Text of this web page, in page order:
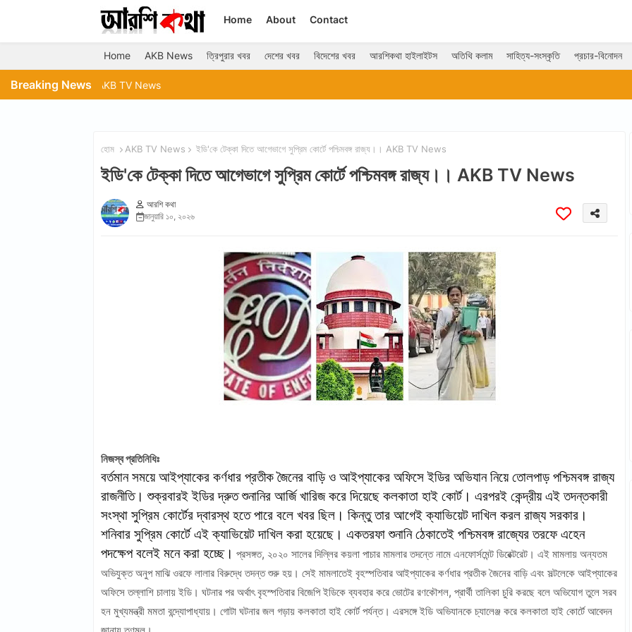
Home About Contact
Home AKB News ত্রিপুরার খবর দেশের খবর বিদেশের খবর আরশিকথা হাইলাইটস অতিথি কলাম সাহিত্য-সংস্কৃতি প্রচার-বিনোদন
Breaking News ত্রিপুরা প্রদেশ যুব কংগ্রেসের উদ্যোগে স্বাস্থ্য ও পরিবার কল্যাণ দপ্তরে ডেপুটেশন।।AKB TV News
হোম AKB TV News ইডি'কে টেক্কা দিতে আগেভাগে সুপ্রিম কোর্টে পশ্চিমবঙ্গ রাজ্য।। AKB TV News
ইডি'কে টেক্কা দিতে আগেভাগে সুপ্রিম কোর্টে পশ্চিমবঙ্গ রাজ্য।। AKB TV News
আরশি কথা
জানুয়ারি ১০, ২০২৬
নিজস্ব প্রতিনিধিঃ
বর্তমান সময়ে আইপ্যাকের কর্ণধার প্রতীক জৈনের বাড়ি ও আইপ্যাকের অফিসে ইডির অভিযান নিয়ে তোলপাড় পশ্চিমবঙ্গ রাজ্য
রাজনীতি। শুক্রবারই ইডির দ্রুত শুনানির আর্জি খারিজ করে দিয়েছে কলকাতা হাই কোর্ট। এরপরই কেন্দ্রীয় এই তদন্তকারী
সংস্থা সুপ্রিম কোর্টের দ্বারস্থ হতে পারে বলে খবর ছিল। কিন্তু তার আগেই ক্যাভিয়েট দাখিল করল রাজ্য সরকার।
শনিবার সুপ্রিম কোর্টে এই ক্যাভিয়েট দাখিল করা হয়েছে। একতরফা শুনানি ঠেকাতেই পশ্চিমবঙ্গ রাজ্যের তরফে এহেন
পদক্ষেপ বলেই মনে করা হচ্ছে। প্রসঙ্গত, ২০২০ সালের দিল্লির কয়লা পাচার মামলার তদন্তে নামে এনফোর্সমেন্ট ডিরেক্টরেট। এই মামলায় অন্যতম
অভিযুক্ত অনুপ মাঝি ওরফে লালার বিরুদ্ধে তদন্ত শুরু হয়। সেই মামলাতেই বৃহস্পতিবার আইপ্যাকের কর্ণধার প্রতীক জৈনের বাড়ি এবং সল্টলেকে আইপ্যাকের
অফিসে তল্লাশি চালায় ইডি। ঘটনার পর অর্থাৎ বৃহস্পতিবার বিজেপি ইডিকে ব্যবহার করে ভোটের রণকৌশল, প্রার্থী তালিকা চুরি করছে বলে অভিযোগ তুলে সরব
হন মুখ্যমন্ত্রী মমতা বন্দ্যোপাধ্যায়। গোটা ঘটনার জল গড়ায় কলকাতা হাই কোর্ট পর্যন্ত। এরসঙ্গে ইডি অভিযানকে চ্যালেঞ্জ করে কলকাতা হাই কোর্টে আবেদন